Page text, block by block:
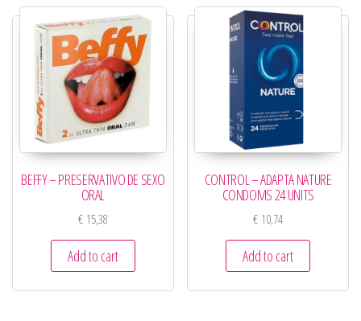
BEFFY – PRESERVATIVO DE SEXO
ORAL
€15,38
Add to cart
CONTROL – ADAPTA NATURE
CONDOMS 24 UNITS
€ 10,74
Add to cart